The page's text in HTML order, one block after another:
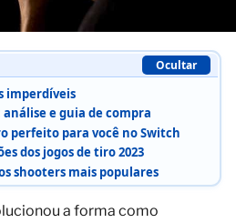
Ocultar
imperdíveis
análise e guia de compra
perfeito para você no Switch
dos jogos de tiro 2023
shooters mais populares
a forma como